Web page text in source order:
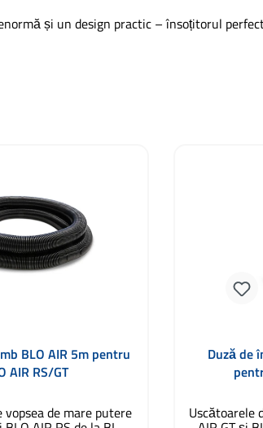
și un design practic – însoțitorul
BLO AIR 5m pentru
AIR RS/GT
vopsea de mare putere
Duză de
Uscătoarele